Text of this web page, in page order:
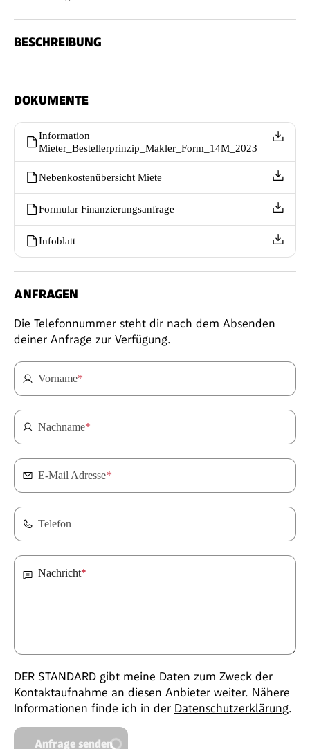
BESCHREIBUNG
DOKUMENTE
Information
Mieter_Bestellerprinzip_Makler_Form_14M_2023
Nebenkostenübersicht Miete
Formular Finanzierungsanfrage
Infoblatt
ANFRAGEN
Die Telefonnummer steht dir nach dem Absenden
deiner Anfrage zur Verfügung.
Vorname*
Nachname*
E-Mail Adresse*
Telefon
Nachricht*
DER STANDARD gibt meine Daten zum Zweck der
Kontaktaufnahme an diesen Anbieter weiter. Nähere
Informationen finde ich in der Datenschutzerklärung.
Anfrage senden